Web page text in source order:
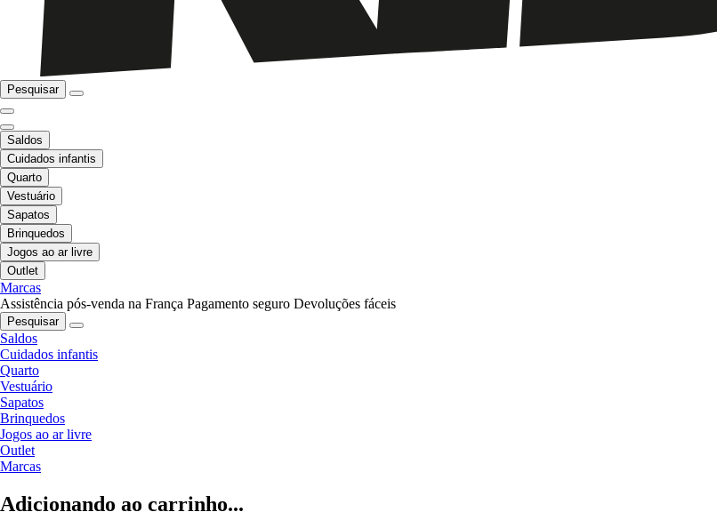
Pesquisar
Saldos
Cuidados infantis
Quarto
Vestuário
Sapatos
Brinquedos
Jogos ao ar livre
Outlet
Marcas
Assistência pós-venda na França Pagamento seguro Devoluções fáceis
Pesquisar
Saldos
Cuidados infantis
Quarto
Vestuário
Sapatos
Brinquedos
Jogos ao ar livre
Outlet
Marcas
Adicionando ao carrinho...